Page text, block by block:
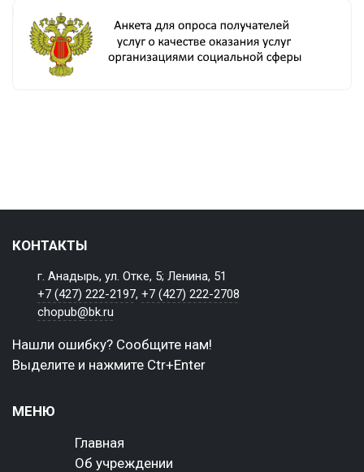
КОНТАКТЫ
г. Анадырь, ул. Отке, 5; Ленина, 51
+7 (427) 222-2197,+7 (427) 222-2708
chopub@bk.ru
Нашли ошибку? Сообщите нам!
Выделите и нажмите Ctr+Enter
МЕНЮ
Главная
Об учреждении